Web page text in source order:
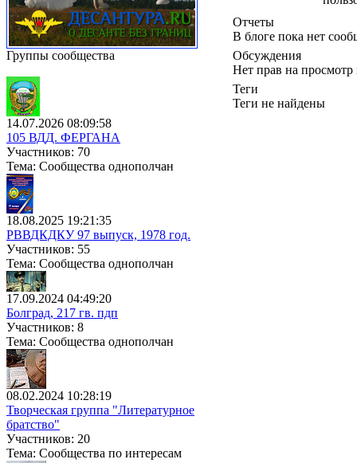
Группы сообщества
14.07.2026 08:09:58
105 ВДД. ФЕРГАНА
Участников: 70
Тема: Сообщества однополчан
18.08.2025 19:21:35
РВВДКДКУ 97 выпуск, 1978 год.
Участников: 55
Тема: Сообщества однополчан
17.09.2024 04:49:20
Болград, 217 гв. пдп
Участников: 8
Тема: Сообщества однополчан
08.02.2024 10:28:19
Творческая группа "Литературное
братство"
Участников: 20
Тема: Сообщества по интересам
Отчеты
В блоге пока нет
Обсуждения
Нет прав на
Теги
Теги не найдены